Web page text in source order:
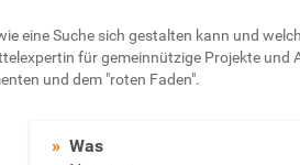
eine Suche sich gestalten kann und
für gemeinnützige Projekte und
und dem "roten Faden".
Was